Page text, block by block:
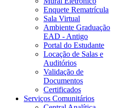
Enquete Rematrícula
Sala Virtual
Ambiente Graduação
EAD - Antigo
Portal do Estudante
Locação de Salas e
Auditórios
Validação de
Documentos
Certificados
Serviços Comunitários